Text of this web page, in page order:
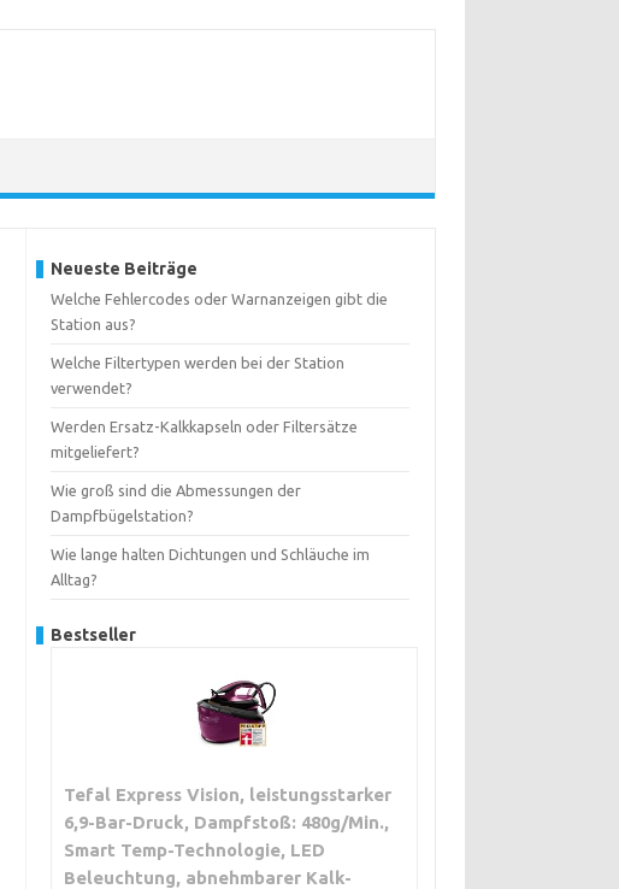
Neueste Beiträge
Welche Fehlercodes oder Warnanzeigen gibt die
Station aus?
Welche Filtertypen werden bei der Station
verwendet?
Werden Ersatz-Kalkkapseln oder Filtersätze
mitgeliefert?
Wie groß sind die Abmessungen der
Dampfbügelstation?
Wie lange halten Dichtungen und Schläuche im
Alltag?
Bestseller
Tefal Express Vision, leistungsstarker
6,9-Bar-Druck, Dampfstoß: 480g/Min.,
Smart Temp-Technologie, LED
Beleuchtung, abnehmbarer Kalk-